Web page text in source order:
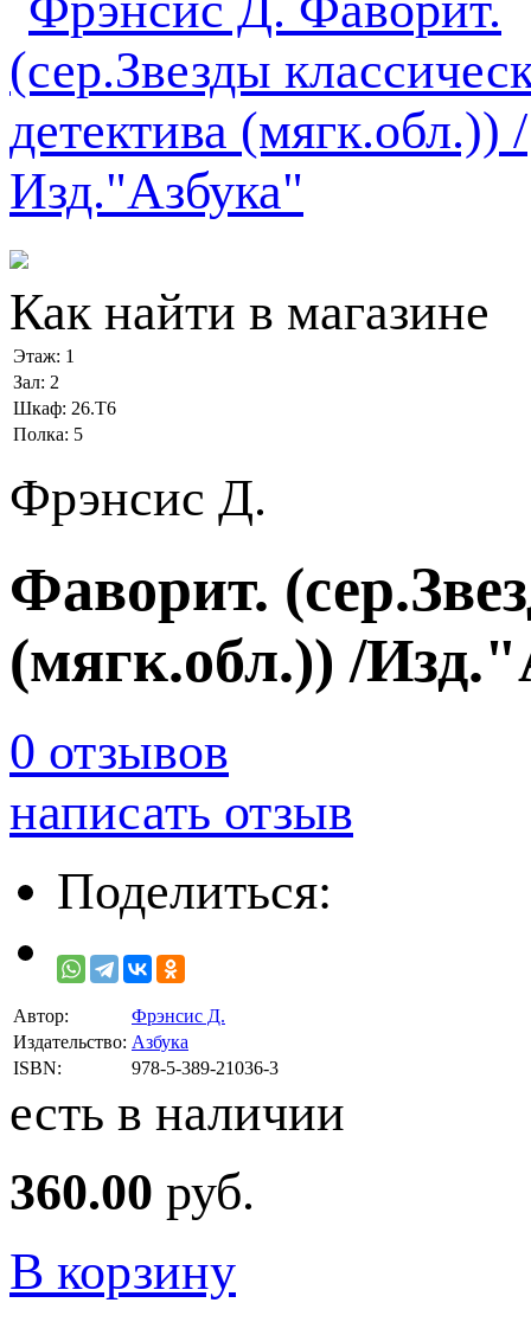
Как найти в магазине
Этаж: 1
Зал: 2
Шкаф: 26.Т6
Полка: 5
Фрэнсис Д.
Фаворит.
(мягк.обл.)) /
0 отзывов
написать отзыв
Поделиться:
Автор:
Фрэнсис Д.
Издательство: Азбука
ISBN:
978-5-389-21036-3
есть в наличии
360.00 руб.
В корзину